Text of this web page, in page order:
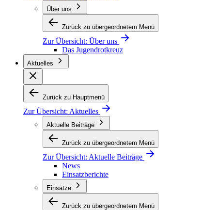
Über uns
Zurück zu übergeordnetem Menü
Zur Übersicht: Über uns
Das Jugendrotkreuz
Aktuelles
Zurück zu Hauptmenü
Zur Übersicht: Aktuelles
Aktuelle Beiträge
Zurück zu übergeordnetem Menü
Zur Übersicht: Aktuelle Beiträge
News
Einsatzberichte
Einsätze
Zurück zu übergeordnetem Menü